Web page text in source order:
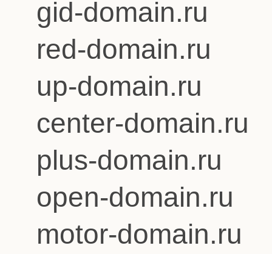
gid-domain.ru
red-domain.ru
up-domain.ru
center-domain.ru
plus-domain.ru
open-domain.ru
motor-domain.ru